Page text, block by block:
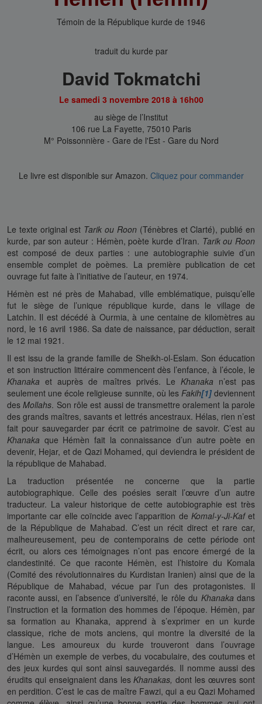
Témoin de la République kurde de 1946
traduit du kurde par
David Tokmatchi
Le samedi 3 novembre 2018 à 16h00
au siège de l’Institut
106 rue La Fayette, 75010 Paris
M° Poissonnière - Gare de l'Est - Gare du Nord
Le livre est disponible sur Amazon. Cliquez pour commander
Le texte original est Tarik ou Roon (Ténèbres et Clarté), publié en
kurde, par son auteur : Hémèn, poète kurde d’Iran. Tarik ou Roon
est composé de deux parties : une autobiographie suivie d’un
ensemble complet de poèmes. La première publication de cet
ouvrage fut faite à l’initiative de l’auteur, en 1974.
Hémèn est né près de Mahabad, ville emblématique, puisqu’elle
fut le siège de l’unique république kurde, dans le village de
Latchin. Il est décédé à Ourmia, à une centaine de kilomètres au
nord, le 16 avril 1986. Sa date de naissance, par déduction, serait
le 12 mai 1921.
Il est issu de la grande famille de Sheikh-ol-Eslam. Son éducation
et son instruction littéraire commencent dès l’enfance, à l’école, le
Khanaka et auprès de maîtres privés. Le Khanaka n’est pas
seulement une école religieuse sunnite, où les Fakih[1]deviennent
desMollahs. Son rôle est aussi de transmettre oralement la parole
des grands maîtres, savants et lettrés ancestraux. Hélas, rien n’est
fait pour sauvegarder par écrit ce patrimoine de savoir. C’est au
Khanaka que Hémèn fait la connaissance d’un autre poète en
devenir, Hejar, et de Qazi Mohamed, qui deviendra le président de
la république de Mahabad.
La traduction présentée ne concerne que la partie
autobiographique. Celle des poésies serait l’œuvre d’un autre
traducteur. La valeur historique de cette autobiographie est très
importante car elle coïncide avec l’apparition de Komal-y-Ji-Kafet
de la République de Mahabad. C’est un récit direct et rare car,
malheureusement, peu de contemporains de cette période ont
écrit, ou alors ces témoignages n’ont pas encore émergé de la
clandestinité. Ce que raconte Hémèn, est l’histoire du Komala
(Comité des révolutionnaires du Kurdistan Iranien) ainsi que de la
République de Mahabad, vécue par l’un des protagonistes. Il
raconte aussi, en l’absence d’université, le rôle du Khanaka dans
l’instruction et la formation des hommes de l’époque. Hémèn, par
sa formation au Khanaka, apprend à s’exprimer en un kurde
classique, riche de mots anciens, qui montre la diversité de la
langue. Les amoureux du kurde trouveront dans l’ouvrage
d’Hémèn un exemple de verbes, du vocabulaire, des coutumes et
des jeux kurdes qui sont ainsi sauvegardés. Il nomme aussi des
érudits qui enseignaient dans lesKhanakas, dont les œuvres sont
en perdition. C’est le cas de maître Fawzi, qui a eu Qazi Mohamed